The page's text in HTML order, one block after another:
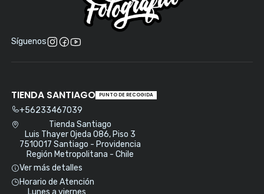
Síguenos
TIENDA SANTIAGO PUNTO DE RECOGIDA
+56233467039
Tienda Santiago
Luis Thayer Ojeda 086, Piso 3
7510017 Santiago - Providencia
Región Metropolitana - Chile
Ver más detalles
Horario de Atención
Lunes a viernes